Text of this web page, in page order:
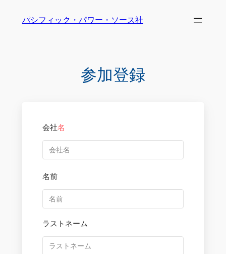
パシフィック・パワー・ソース社
参加登録
会社名
名前
ラストネーム